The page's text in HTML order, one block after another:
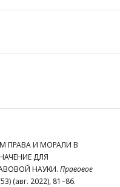
ПРАВА И МОРАЛИ В
ДЛЯ
НАУКИ. Правовое
(авг. 2022), 81–86.